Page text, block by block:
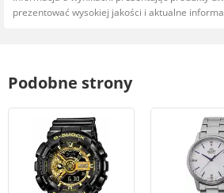
prezentować wysokiej jakości i aktualne
Podobne strony